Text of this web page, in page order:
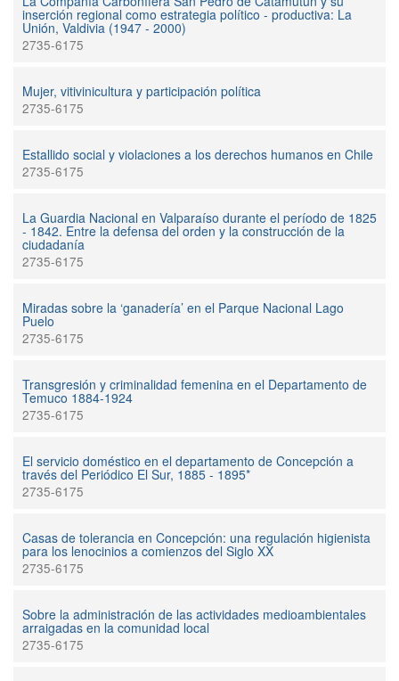
inserción regional como estrategia político - productiva: La
Unión, Valdivia (1947 - 2000)
2735-6175
Mujer, vitivinicultura y participación política
2735-6175
Estallido social y violaciones a los derechos humanos en Chile
2735-6175
La Guardia Nacional en Valparaíso durante el período de 1825
- 1842. Entre la defensa del orden y la construcción de la
ciudadanía
2735-6175
Miradas sobre la ‘ganadería’ en el Parque Nacional Lago
Puelo
2735-6175
Transgresión y criminalidad femenina en el Departamento de
Temuco 1884-1924
2735-6175
El servicio doméstico en el departamento de Concepción a
través del Periódico El Sur, 1885 - 1895*
2735-6175
Casas de tolerancia en Concepción: una regulación higienista
para los lenocinios a comienzos del Siglo XX
2735-6175
Sobre la administración de las actividades medioambientales
arraigadas en la comunidad local
2735-6175